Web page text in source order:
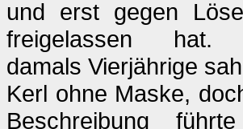
und erst gegen
freigelassen hat.
damals Vierjährige
Kerl ohne Maske,
Beschreibung